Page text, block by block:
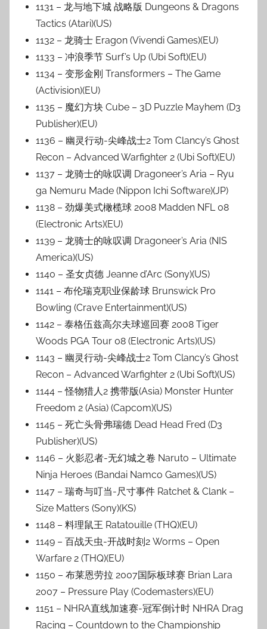
1131 – 龙与地下城 战略版 Dungeons & Dragons
Tactics (Atari)(US)
1132 – 龙骑士 Eragon (Vivendi Games)(EU)
1133 – 冲浪季节 Surf’s Up (Ubi Soft)(EU)
1134 – 变形金刚 Transformers – The Game
(Activision)(EU)
1135 – 魔幻方块 Cube – 3D Puzzle Mayhem (D3
Publisher)(EU)
1136 – 幽灵行动-尖峰战士2 Tom Clancy’s Ghost
Recon – Advanced Warfighter 2 (Ubi Soft)(EU)
1137 – 龙骑士的咏叹调 Dragoneer’s Aria – Ryu
ga Nemuru Made (Nippon Ichi Software)(JP)
1138 – 劲爆美式橄榄球 2008 Madden NFL 08
(Electronic Arts)(EU)
1139 – 龙骑士的咏叹调 Dragoneer’s Aria (NIS
America)(US)
1140 – 圣女贞德 Jeanne d’Arc (Sony)(US)
1141 – 布伦瑞克职业保龄球 Brunswick Pro
Bowling (Crave Entertainment)(US)
1142 – 泰格伍兹高尔夫球巡回赛 2008 Tiger
Woods PGA Tour 08 (Electronic Arts)(US)
1143 – 幽灵行动-尖峰战士2 Tom Clancy’s Ghost
Recon – Advanced Warfighter 2 (Ubi Soft)(US)
1144 – 怪物猎人2 携带版(Asia) Monster Hunter
Freedom 2 (Asia) (Capcom)(US)
1145 – 死亡头骨弗瑞德 Dead Head Fred (D3
Publisher)(US)
1146 – 火影忍者-无幻城之卷 Naruto – Ultimate
Ninja Heroes (Bandai Namco Games)(US)
1147 – 瑞奇与叮当-尺寸事件 Ratchet & Clank –
Size Matters (Sony)(KS)
1148 – 料理鼠王 Ratatouille (THQ)(EU)
1149 – 百战天虫-开战时刻2 Worms – Open
Warfare 2 (THQ)(EU)
1150 – 布莱恩劳拉 2007国际板球赛 Brian Lara
2007 – Pressure Play (Codemasters)(EU)
1151 – NHRA直线加速赛-冠军倒计时 NHRA Drag
Racing – Countdown to the Championship